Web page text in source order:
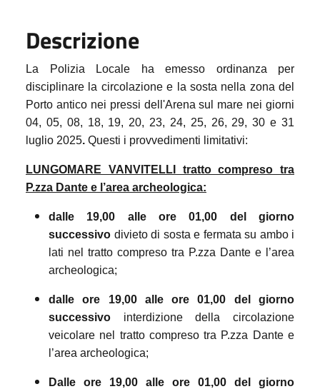
Descrizione
La Polizia Locale ha emesso ordinanza per
disciplinare la circolazione e la sosta nella zona del
Porto antico nei pressi dell'Arena sul mare nei giorni
04, 05, 08, 18, 19, 20, 23, 24, 25, 26, 29, 30 e 31
luglio 2025. Questi i provvedimenti limitativi:
LUNGOMARE VANVITELLI tratto compreso tra
P.zza Dante e l’area archeologica:
dalle 19,00 alle ore 01,00 del giorno
successivo divieto di sosta e fermata su ambo i
lati nel tratto compreso tra P.zza Dante e l’area
archeologica;
dalle ore 19,00 alle ore 01,00 del giorno
successivo interdizione della circolazione
veicolare nel tratto compreso tra P.zza Dante e
l’area archeologica;
Dalle ore 19,00 alle ore 01,00 del giorno